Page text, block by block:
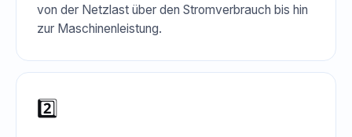
von der Netzlast über den Stromverbrauch bis hin
zur Maschinenleistung.
2️⃣